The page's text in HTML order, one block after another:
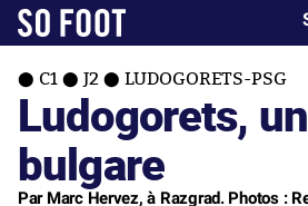
C1 J2 LUDOGORETS-PSG
Ludogorets,
bulgare
Par Marc Hervez, à Razgrad. Photos :